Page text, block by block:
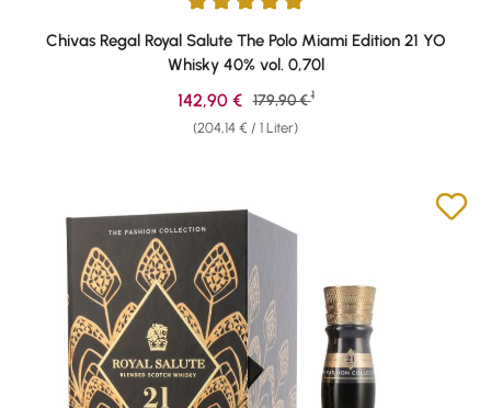
Durchschnittliche Bewertung von 5 von 5 Sternen
Chivas Regal Royal Salute The Polo Miami Edition 21 YO
Whisky 40% vol. 0,70l
(204,14 € / 1 Liter)
Verkaufspreis:
142,90 € Regulärer Preis:
179,90 € 1